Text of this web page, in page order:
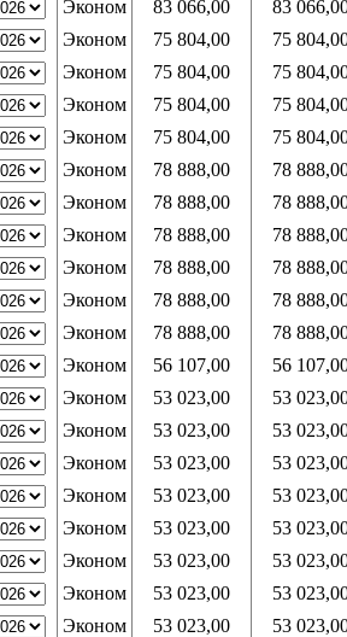
Эконом 83 066,00
83
Эконом 75 804,00
75
Эконом 75 804,00
75
Эконом 75 804,00
75
Эконом 75 804,00
75
Эконом 78 888,00
78
Эконом 78 888,00
78
Эконом 78 888,00
78
Эконом 78 888,00
78
Эконом 78 888,00
78
Эконом 78 888,00
78
Эконом 56 107,00
56
Эконом 53 023,00
53
Эконом 53 023,00
53
Эконом 53 023,00
53
Эконом 53 023,00
53
Эконом 53 023,00
53
Эконом 53 023,00
53
Эконом 53 023,00
53
Эконом 53 023,00
53